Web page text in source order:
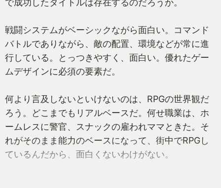
戦闘システムがベーシックながら面白い。コマンド
バトルでありながら、敵の配置、環境などが常に進
行している。とっつきやすく、面白い。優れたゲー
ムデザインに必須の要素だ。
何より言及しないといけないのは、RPGの世界観だ
ろう。どこまでもリアルベースだ。何せ職業は、ホ
ームレスに警官、スナックの雇われママときた。そ
れがそのまま能力のベースになって、街中でRPGし
ているんだから、面白くないわけがない。